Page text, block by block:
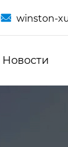
 winston-
Новости